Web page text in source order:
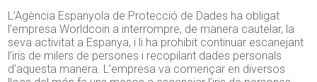
L’Agència Espanyola de Protecció de Dades ha obligat
l’empresa Worldcoin a interrompre, de manera cautelar, la
seva activitat a Espanya, i li ha prohibit continuar escanejant
l’iris de milers de persones i recopilant dades personals
d’aquesta manera. L’empresa va començar en diversos